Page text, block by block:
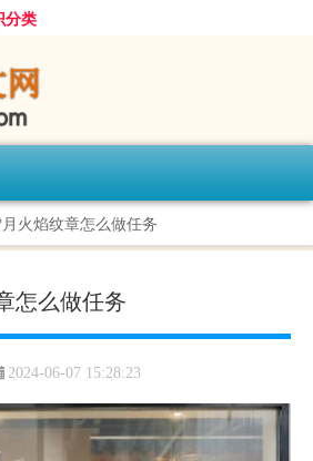
分类
火焰纹章怎么做任务
怎么做任务
2024-06-07 15:28:23